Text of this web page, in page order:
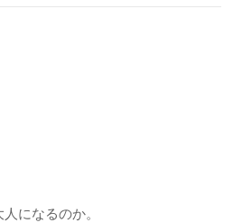
になるのか。